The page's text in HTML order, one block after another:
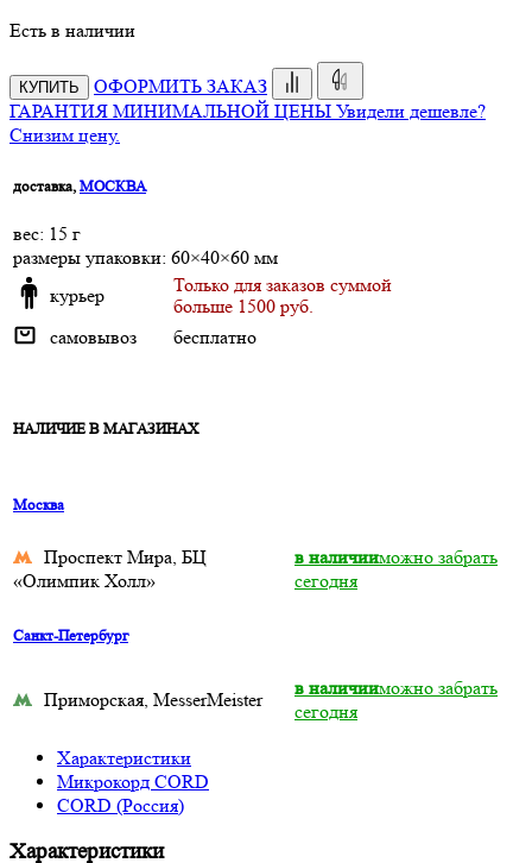
Есть в наличии
КУПИТЬ
ОФОРМИТЬ ЗАКАЗ
ГАРАНТИЯ МИНИМАЛЬНОЙ ЦЕНЫ Увидели дешевле?
Снизим цену.
доставка, МОСКВА
веc: 15 г
размеры упаковки: 60×40×60 мм
курьер
Только для заказов суммой
больше 1500 руб.
самовывоз
бесплатно
НАЛИЧИЕ В МАГАЗИНАХ
Москва
Проспект Мира, БЦ
«Олимпик Холл»
в наличииможно забрать
сегодня
Санкт-Петербург
Приморская, MesserMeister
в наличииможно забрать
сегодня
Характеристики
Микрокорд CORD
CORD (Россия)
Характеристики